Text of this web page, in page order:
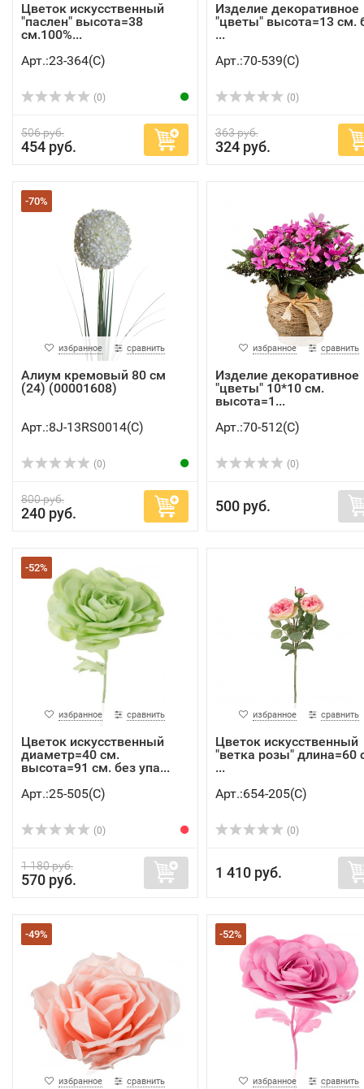
Цветок искусственный
"паслен" высота=38
см.100%...
Арт.:23-364(C)
(0)
506 руб.
454 руб.
Изделие декоративное
"цветы" высота=13 см.
...
Арт.:70-539(C)
(0)
363 руб.
324 руб.
-70%
избранное сравнить
Алиум кремовый 80 см
(24) (00001608)
Арт.:8J-13RS0014(C)
(0)
800 руб.
240 руб.
избранное сравнить
Изделие декоративное
"цветы" 10*10 см.
высота=1...
Арт.:70-512(C)
(0)
500 руб.
-52%
избранное сравнить
Цветок искусственный
диаметр=40 см.
высота=91 см. без упа...
Арт.:25-505(C)
(0)
1 180 руб.
570 руб.
избранное сравнить
Цветок искусственный
"ветка розы" длина=60
...
Арт.:654-205(C)
(0)
1 410 руб.
-49%
избранное сравнить
-52%
избранное сравнить